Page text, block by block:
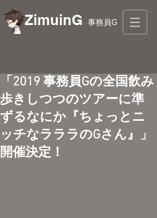
ZimuinG 事務員G
「2019 事務員Gの全国飲み
歩きしつつのツアーに準
ずるなにか『ちょっとニ
ッチなラララのGさん』」
開催決定！